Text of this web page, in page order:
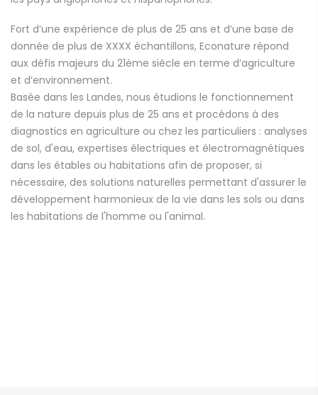
Fort d’une expérience de plus de 25 ans et d’une base de
donnée de plus de XXXX échantillons, Econature répond
aux défis majeurs du 21ème siècle en terme d’agriculture
et d’environnement.
Basée dans les Landes, nous étudions le fonctionnement
de la nature depuis plus de 25 ans et procédons à des
diagnostics en agriculture ou chez les particuliers : analyses
de sol, d'eau, expertises électriques et électromagnétiques
dans les étables ou habitations afin de proposer, si
nécessaire, des solutions naturelles permettant d'assurer le
développement harmonieux de la vie dans les sols ou dans
les habitations de l'homme ou l'animal.